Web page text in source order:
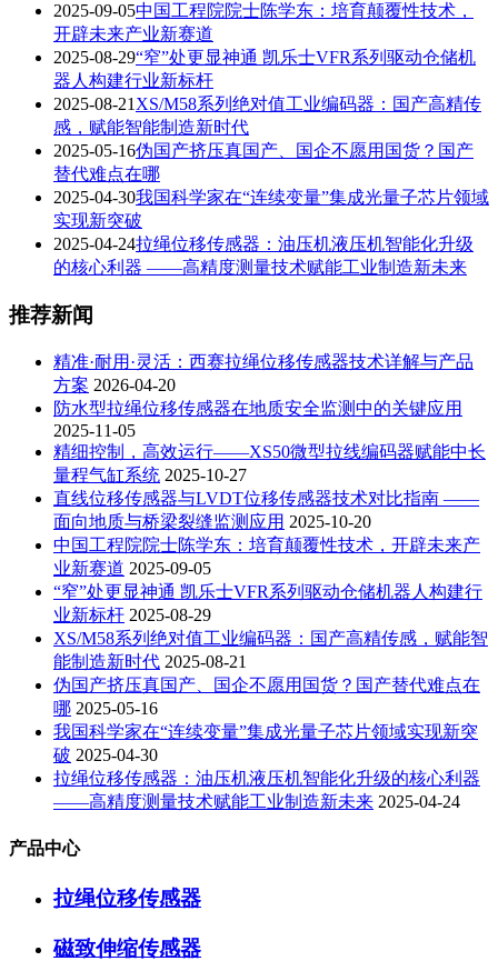
2025-09-05中国工程院院士陈学东：培育颠覆性技术，
开辟未来产业新赛道
2025-08-29“窄”处更显神通 凯乐士VFR系列驱动仓储机
器人构建行业新标杆
2025-08-21 XS/M58系列绝对值工业编码器：国产高精传
感，赋能智能制造新时代
2025-05-16伪国产挤压真国产、国企不愿用国货？国产
替代难点在哪
2025-04-30我国科学家在“连续变量”集成光量子芯片领域
实现新突破
2025-04-24拉绳位移传感器：油压机液压机智能化升级
的核心利器 ——高精度测量技术赋能工业制造新未来
推荐新闻
精准·耐用·灵活：西赛拉绳位移传感器技术详解与产品
方案 2026-04-20
防水型拉绳位移传感器在地质安全监测中的关键应用
2025-11-05
精细控制，高效运行——XS50微型拉线编码器赋能中长
量程气缸系统 2025-10-27
直线位移传感器与LVDT位移传感器技术对比指南 ——
面向地质与桥梁裂缝监测应用 2025-10-20
中国工程院院士陈学东：培育颠覆性技术，开辟未来产
业新赛道 2025-09-05
“窄”处更显神通 凯乐士VFR系列驱动仓储机器人构建行
业新标杆 2025-08-29
XS/M58系列绝对值工业编码器：国产高精传感，赋能智
能制造新时代 2025-08-21
伪国产挤压真国产、国企不愿用国货？国产替代难点在
哪 2025-05-16
我国科学家在“连续变量”集成光量子芯片领域实现新突
破 2025-04-30
拉绳位移传感器：油压机液压机智能化升级的核心利器
——高精度测量技术赋能工业制造新未来 2025-04-24
产品中心
拉绳位移传感器
磁致伸缩传感器